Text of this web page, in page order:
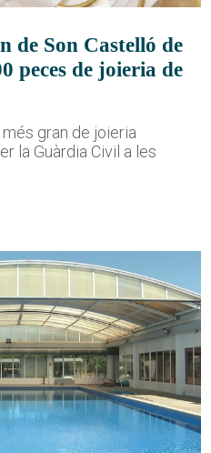
de Son Castelló de
peces de joieria de
gran de joieria
la Guàrdia Civil a les